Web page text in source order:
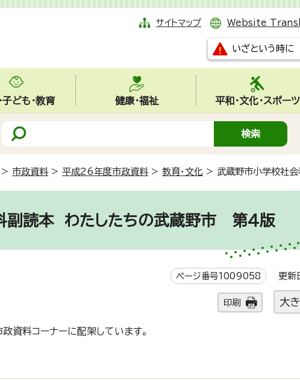
サイトマップ Website
いざという時に
子ども・教育 健康・福祉 平和・文化・スポーツ
> 市政資料 > 平成26年度市政資料 > 教育・文化 > 武蔵野市小学校社
副読本 わたしたちの武蔵野市 第4版
ページ番号1009058 更新
印刷 大
資料コーナーに配架しています。